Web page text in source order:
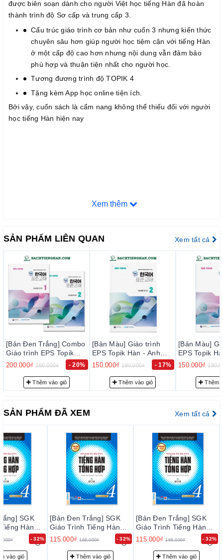
được biên soạn dành cho người Việt học tiếng Hàn đã hoàn
thành trình độ Sơ cấp và trung cấp 3.
Cấu trúc giáo trình cơ bản như cuốn 3 nhưng kiến thức
chuyên sâu hơn giúp người học tiệm cận với tiếng Hàn
ở một cấp độ cao hơn nhưng nội dung vẫn đảm bảo
phù hợp và thuận tiện nhất cho người học.
Tương đương trình độ TOPIK 4
Tặng kèm App học online tiện ích.
Bởi vậy, cuốn sách là cẩm nang không thể thiếu đối với người
học tiếng Hàn hiện nay
Xem thêm
SẢN PHẨM LIÊN QUAN Xem tất cả
[Bản Đen Trắng] Combo
Giáo trình EPS Topik
Hàn - Anh Bản Mới 2024
NEW 한국어 표준교재
1+2 (일상생활 한국어)
200.000₫ 250.000₫ - 20%
Thêm vào giỏ
[Bản Màu] Giáo trình
EPS Topik Hàn - Anh
Bản Mới 2024 Tập 2 -
EPS-Topik NEW 한국어
표준교재 2 (일상생활 한
국어)
150.000₫ 180.000₫ - 17%
Thêm vào giỏ
[Bản Màu]
EPS Topik
Bản Mới
표준교재 1 (
국어)
150.000₫
Thêm
SẢN PHẨM ĐÃ XEM Xem tất cả
- 32%
SGK
Hàn
Cho
- Trung
vào giỏ
- 32%
[Bản Đen Trắng] SGK
Giáo Trình Tiếng Hàn
Tổng Hợp Dành Cho
Người Việt Nam - Trung
Cấp 4
115.000₫ 168.000₫
Thêm vào giỏ
- 32%
[Bản Đen Trắng] SGK
Giáo Trình Tiếng Hàn
Tổng Hợp Dành Cho
Người Việt Nam - Trung
Cấp 4
115.000₫ 168.000₫
Thêm vào giỏ